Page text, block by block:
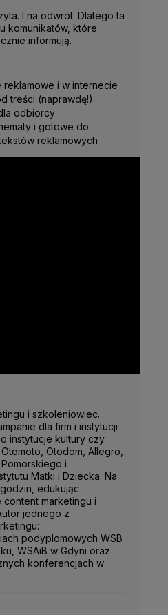
I na odwrót. Dlatego ta
komunikatów, które
informują.
i w internecie
treści (naprawdę!)
odbiorcy
i gotowe do
reklamowych
i szkoleniowiec.
dla firm i instytucji
instytucje kultury czy
Otodom, Allegro,
i
Matki i Dziecka. Na
edukując
marketingu i
jednego z
podyplomowych WSB
WSAiB w Gdyni oraz
konferencjach w